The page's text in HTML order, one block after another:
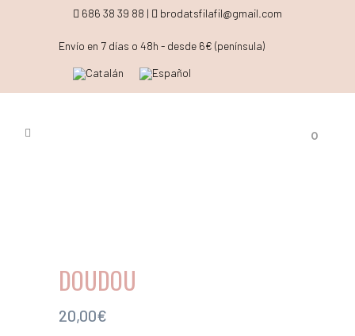
686 38 39 88 | brodatsfilafil@gmail.com
Envío en 7 días o 48h - desde 6€ (península)
0
DOUDOU
20,00€